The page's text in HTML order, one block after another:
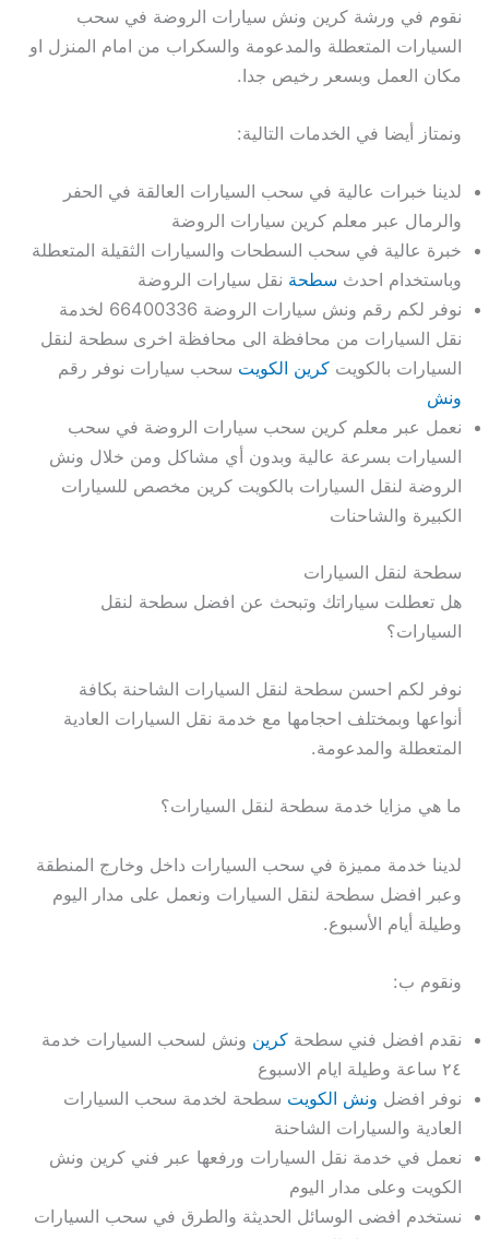
نقوم في ورشة كرين ونش سيارات الروضة في سحب
السيارات المتعطلة والمدعومة والسكراب من امام المنزل او
مكان العمل وبسعر رخيص جدا.
ونمتاز أيضا في الخدمات التالية:
لدينا خبرات عالية في سحب السيارات العالقة في الحفر
والرمال عبر معلم كرين سيارات الروضة
خبرة عالية في سحب السطحات والسيارات الثقيلة المتعطلة
وباستخدام احدث سطحة نقل سيارات الروضة
نوفر لكم رقم ونش سيارات الروضة 66400336 لخدمة
نقل السيارات من محافظة الى محافظة اخرى سطحة لنقل
السيارات بالكويتكرين الكويت سحب سيارات نوفر رقم
ونش
نعمل عبر معلم كرين سحب سيارات الروضة في سحب
السيارات بسرعة عالية وبدون أي مشاكل ومن خلال ونش
الروضة لنقل السيارات بالكويت كرين مخصص للسيارات
الكبيرة والشاحنات
سطحة لنقل السيارات
هل تعطلت سياراتك وتبحث عن افضل سطحة لنقل
السيارات؟
نوفر لكم احسن سطحة لنقل السيارات الشاحنة بكافة
أنواعها وبمختلف احجامها مع خدمة نقل السيارات العادية
المتعطلة والمدعومة.
ما هي مزايا خدمة سطحة لنقل السيارات؟
لدينا خدمة مميزة في سحب السيارات داخل وخارج المنطقة
وعبر افضل سطحة لنقل السيارات ونعمل على مدار اليوم
وطيلة أيام الأسبوع.
ونقوم ب:
نقدم افضل فني سطحةكرين ونش لسحب السيارات خدمة
٢٤ ساعة وطيلة ايام الاسبوع
نوفر افضل ونش الكويت سطحة لخدمة سحب السيارات
العادية والسيارات الشاحنة
نعمل في خدمة نقل السيارات ورفعها عبر فني كرين ونش
الكويت وعلى مدار اليوم
نستخدم افضى الوسائل الحديثة والطرق في سحب السيارات